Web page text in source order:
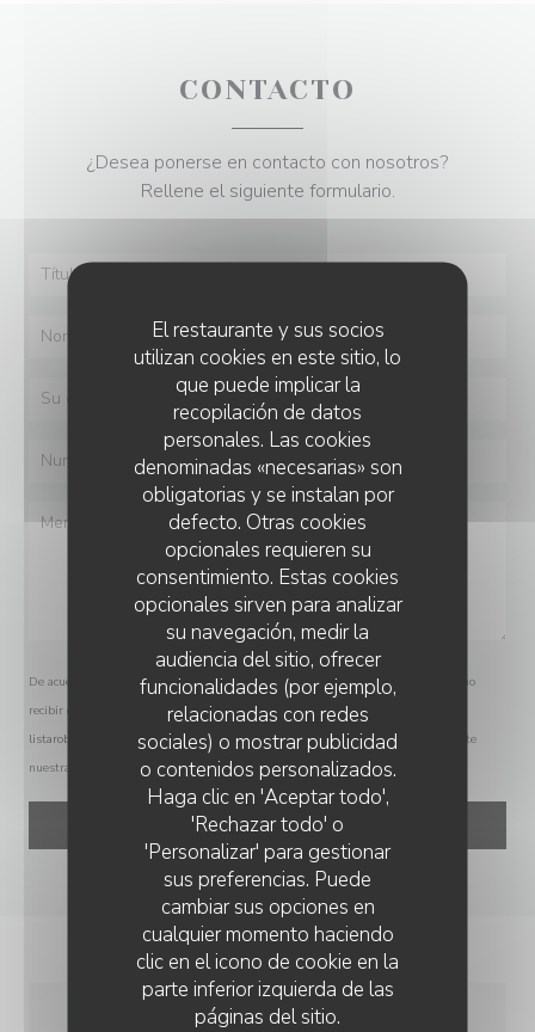
El restaurante y sus socios
utilizan cookies en este sitio, lo
que puede implicar la
recopilación de datos
personales. Las cookies
denominadas «necesarias» son
obligatorias y se instalan por
defecto. Otras cookies
opcionales requieren su
consentimiento. Estas cookies
opcionales sirven para analizar
su navegación, medir la
audiencia del sitio, ofrecer
funcionalidades (por ejemplo,
relacionadas con redes
sociales) o mostrar publicidad
o contenidos personalizados.
Haga clic en 'Aceptar todo',
'Rechazar todo' o
'Personalizar' para gestionar
sus preferencias. Puede
cambiar sus opciones en
cualquier momento haciendo
clic en el icono de cookie en la
parte inferior izquierda de las
páginas del sitio.
CONTACTO
¿Desea ponerse en contacto con nosotros?
Rellene el siguiente formulario.
De acuerdo con la normativa de protección de datos, puede ejercer su derecho a no
recibir comunicaciones comerciales inscribiéndose en la Lista Robinson:
listarobinson.es
. Para más información sobre el tratamiento de sus datos, consulte
nuestra
política de privacidad.
TRATTORIA CHIC